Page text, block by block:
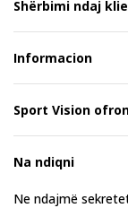
Shërbimi ndaj
Informacion
Sport Vision
Na ndiqni
Ne ndajmë